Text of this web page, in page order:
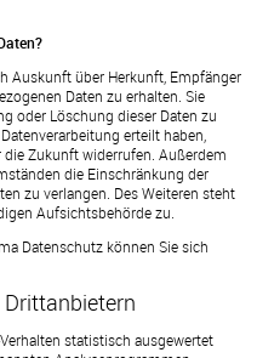
Auskunft über Herkunft, Empfänger
Daten zu erhalten. Sie
oder Löschung dieser Daten zu
erteilt haben,
Zukunft widerrufen. Außerdem
die Einschränkung der
zu verlangen. Des Weiteren steht
Aufsichtsbehörde zu.
Datenschutz können Sie sich
statistisch ausgewertet